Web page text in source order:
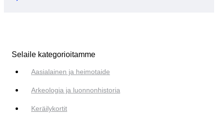
Selaile kategorioitamme
Aasialainen ja heimotaide
Arkeologia ja luonnonhistoria
Keräilykortit